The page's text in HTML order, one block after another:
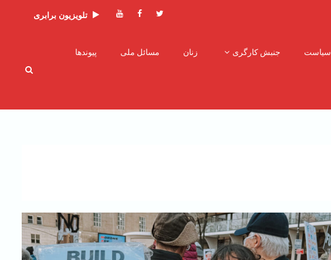
توئیترفیسبوکیوتیوب تلویزیون برابری
سیاست جنبش کارگری زنان مسائل ملی پیوندها